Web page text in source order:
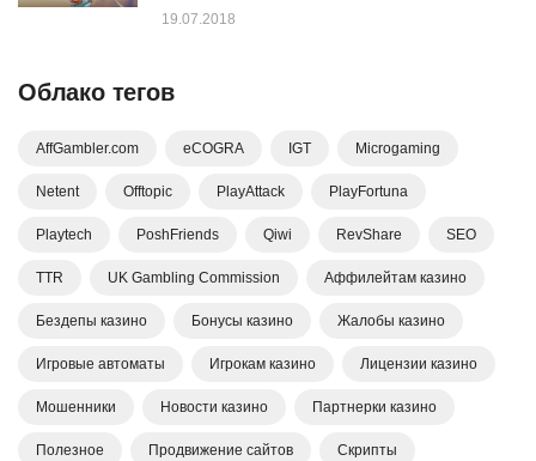
19.07.2018
Облако тегов
AffGambler.com eCOGRA IGT Microgaming
Netent Offtopic PlayAttack PlayFortuna
Playtech PoshFriends Qiwi RevShare SEO
TTR UK Gambling Commission Аффилейтам казино
Бездепы казино Бонусы казино Жалобы казино
Игровые автоматы Игрокам казино Лицензии казино
Мошенники Новости казино Партнерки казино
Полезное Продвижение сайтов Скрипты